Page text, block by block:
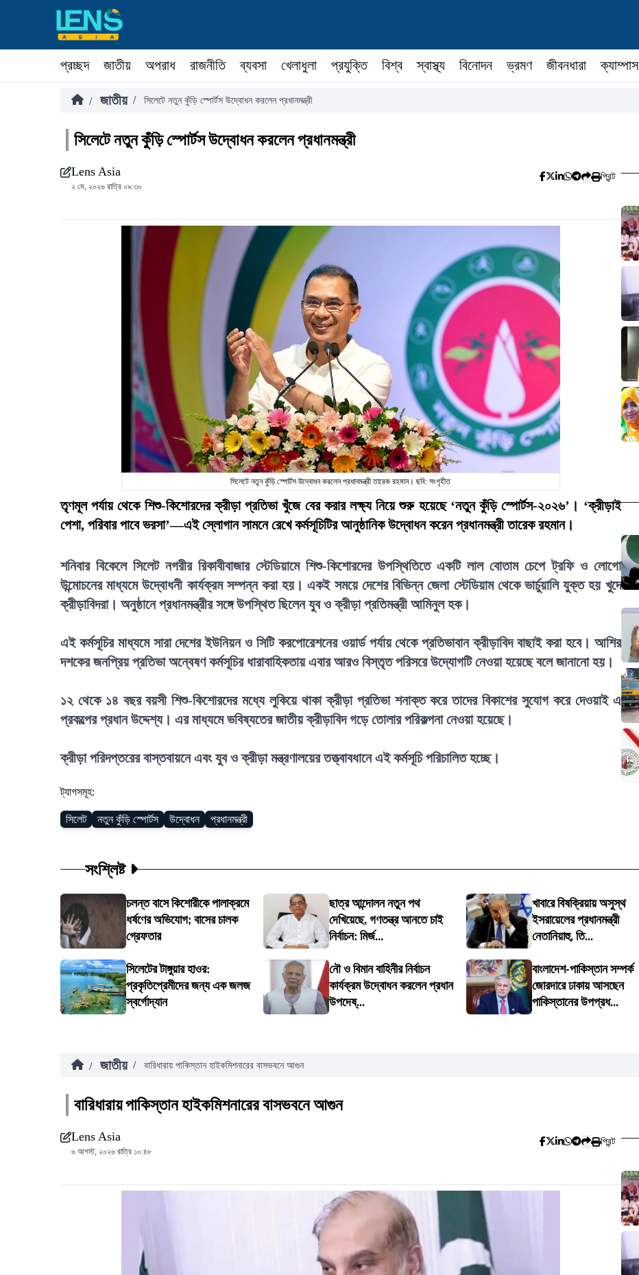
প্রচ্ছদ জাতীয় অপরাধ রাজনীতি ব্যবসা খেলাধুলা প্রযুক্তি বিশ্ব স্বাস্থ্য বিনোদন ভ্রমণ জীবনধারা ক্যাম্পাস
/ জাতীয় / সিলেটে নতুন কুঁড়ি স্পোর্টস উদ্বোধন করলেন প্রধানমন্ত্রী
সিলেটে নতুন কুঁড়ি স্পোর্টস উদ্বোধন করলেন প্রধানমন্ত্রী
Lens Asia
২ মে, ২০২৬ রাত্রি ০৯:৩০
প্রিন্ট
সিলেটে নতুন কুঁড়ি স্পোর্টস উদ্বোধন করলেন প্রধানমন্ত্রী তারেক রহমান। ছবি: সংগৃহীত
তৃণমূল পর্যায় থেকে শিশু-কিশোরদের ক্রীড়া প্রতিভা খুঁজে বের করার লক্ষ্য নিয়ে শুরু হয়েছে ‘নতুন কুঁড়ি স্পোর্টস-২০২৬’। ‘ক্রীড়াই
পেশা, পরিবার পাবে ভরসা’—এই স্লোগান সামনে রেখে কর্মসূচিটির আনুষ্ঠানিক উদ্বোধন করেন প্রধানমন্ত্রী তারেক রহমান।
শনিবার বিকেলে সিলেট নগরীর রিকাবীবাজার স্টেডিয়ামে শিশু-কিশোরদের উপস্থিতিতে একটি লাল বোতাম চেপে ট্রফি ও লোগো
উন্মোচনের মাধ্যমে উদ্বোধনী কার্যক্রম সম্পন্ন করা হয়। একই সময়ে দেশের বিভিন্ন জেলা স্টেডিয়াম থেকে ভার্চুয়ালি যুক্ত হয় খুদে
ক্রীড়াবিদরা। অনুষ্ঠানে প্রধানমন্ত্রীর সঙ্গে উপস্থিত ছিলেন যুব ও ক্রীড়া প্রতিমন্ত্রী আমিনুল হক।
এই কর্মসূচির মাধ্যমে সারা দেশের ইউনিয়ন ও সিটি করপোরেশনের ওয়ার্ড পর্যায় থেকে প্রতিভাবান ক্রীড়াবিদ বাছাই করা হবে। আশির
দশকের জনপ্রিয় প্রতিভা অন্বেষণ কর্মসূচির ধারাবাহিকতায় এবার আরও বিস্তৃত পরিসরে উদ্যোগটি নেওয়া হয়েছে বলে জানানো হয়।
১২ থেকে ১৪ বছর বয়সী শিশু-কিশোরদের মধ্যে লুকিয়ে থাকা ক্রীড়া প্রতিভা শনাক্ত করে তাদের বিকাশের সুযোগ করে দেওয়াই এ
প্রকল্পের প্রধান উদ্দেশ্য। এর মাধ্যমে ভবিষ্যতের জাতীয় ক্রীড়াবিদ গড়ে তোলার পরিকল্পনা নেওয়া হয়েছে।
ক্রীড়া পরিদপ্তরের বাস্তবায়নে এবং যুব ও ক্রীড়া মন্ত্রণালয়ের তত্ত্বাবধানে এই কর্মসূচি পরিচালিত হচ্ছে।
ট্যাগসমূহ:
সিলেট নতুন কুঁড়ি স্পোর্টস উদ্বোধন প্রধানমন্ত্রী
সংশ্লিষ্ট
চলন্ত বাসে কিশোরীকে পালাক্রমে
ধর্ষণের অভিযোগ; বাসের চালক
গ্রেফতার
ছাত্র আন্দোলন নতুন পথ
দেখিয়েছে, গণতন্ত্র আনতে চাই
নির্বাচন: মির্জ...
খাবারে বিষক্রিয়ায় অসুস্থ
ইসরায়েলের প্রধানমন্ত্রী
নেতানিয়াহু, তি...
সিলেটের টাঙ্গুয়ার হাওর:
প্রকৃতিপ্রেমীদের জন্য এক জলজ
স্বর্গোদ্যান
নৌ ও বিমান বাহিনীর নির্বাচন
কার্যক্রম উদ্বোধন করলেন প্রধান
উপদেষ্...
বাংলাদেশ-পাকিস্তান সম্পর্ক
জোরদারে ঢাকায় আসছেন
পাকিস্তানের উপপ্রধ...
/ জাতীয় / বারিধারায় পাকিস্তান হাইকমিশনারের বাসভবনে আগুন
বারিধারায় পাকিস্তান হাইকমিশনারের বাসভবনে আগুন
Lens Asia
৬ আগস্ট, ২০২৬ রাত্রি ১০:৪৮
প্রিন্ট